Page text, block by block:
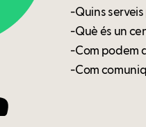
-Quins
-Què és un
-Com podem
-Com